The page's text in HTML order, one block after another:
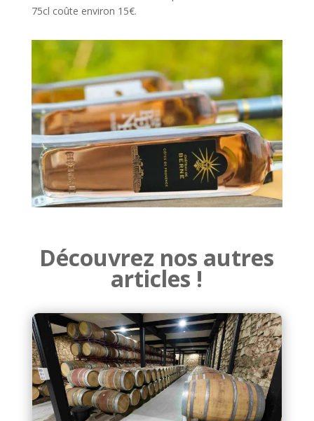
75cl coûte environ 15€.
Découvrez nos autres
articles !